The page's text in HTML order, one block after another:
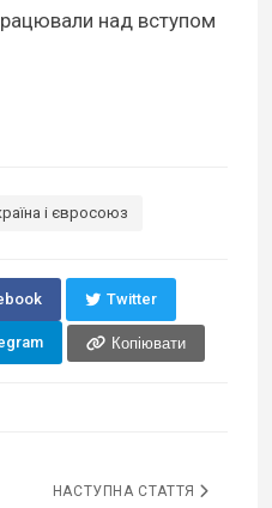
над вступом
і євросоюз
Twitter
Копіювати
НАСТУПНА СТАТТЯ